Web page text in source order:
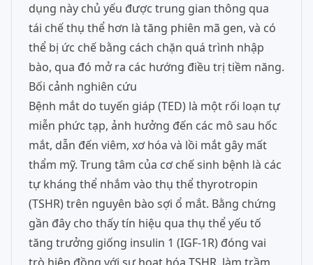
dụng này chủ yếu được trung gian thông qua
tái chế thụ thể hơn là tăng phiên mã gen, và có
thể bị ức chế bằng cách chặn quá trình nhập
bào, qua đó mở ra các hướng điều trị tiềm năng.
Bối cảnh nghiên cứu
Bệnh mắt do tuyến giáp (TED) là một rối loạn tự
miễn phức tạp, ảnh hưởng đến các mô sau hốc
mắt, dẫn đến viêm, xơ hóa và lồi mắt gây mất
thẩm mỹ. Trung tâm của cơ chế sinh bệnh là các
tự kháng thể nhắm vào thụ thể thyrotropin
(TSHR) trên nguyên bào sợi ổ mắt. Bằng chứng
gần đây cho thấy tín hiệu qua thụ thể yếu tố
tăng trưởng giống insulin 1 (IGF-1R) đóng vai